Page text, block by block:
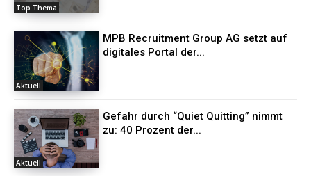
Top Thema
Aktuell
MPB Recruitment Group AG setzt auf
digitales Portal der...
Aktuell
Gefahr durch “Quiet Quitting” nimmt
zu: 40 Prozent der...